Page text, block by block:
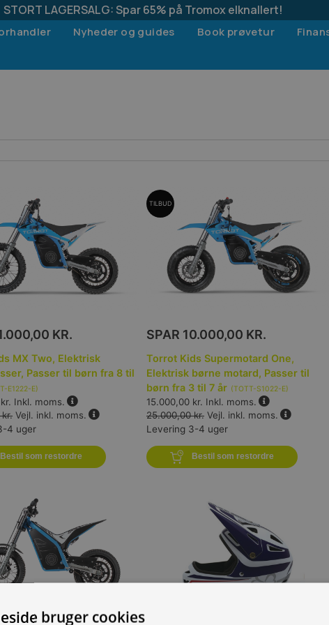
STORT LAGERSALG: Spar 65% på Tromox elknallert!
Nyheder og guides Book prøvetur
KR.
MX Two, Elektrisk
Passer til børn fra 8 til
E1222-E)
Inkl. moms.
Vejl. inkl. moms.
4 uger
Bestil som restordre
TILBUD
SPAR 10.000,00 KR.
Torrot Kids Supermotard One,
Elektrisk børne motard, Passer til
børn fra 3 til 7 år (TOTT-S1022-E)
15.000,00 kr. Inkl. moms.
25.000,00 kr. Vejl. inkl. moms.
Levering 3-4 uger
Bestil som restordre
bruger cookies